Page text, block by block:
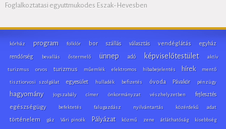
Foglalkoztatasi egyuttmukodes Eszak-Hevesben
kórház program folklór bor szállás választás vendéglátás egyház
rendőrség bevallás őstermelő ünnep adó képviselőtestület aktív
turizmus orvos turizmus műemlék elektromos hibabejelentés hírek mentő
tisztiorvosi szolgálat egyesület hulladék befizetés óvoda Pávakör pénzügy
hagyomány jogszabály címer önkormányzat vészhelyzetben fejlesztés
egészségügy befektetés falugazdász nyilvántartás közérdekű adat
történelem gáz Vári pincék Pályázat közmű zene átláthatóság kisebbség